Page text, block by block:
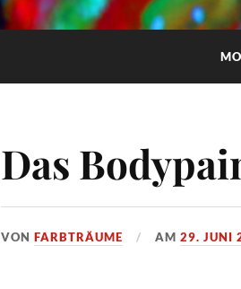
Das
VONFARBTRÄUME AM29. JUNI